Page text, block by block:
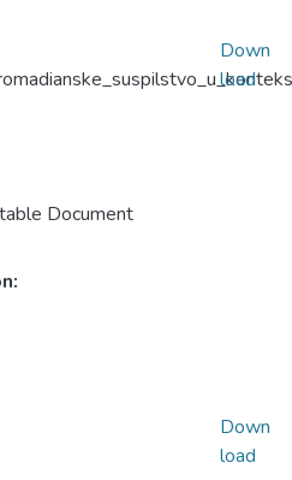
Document
Down
load
Down
load